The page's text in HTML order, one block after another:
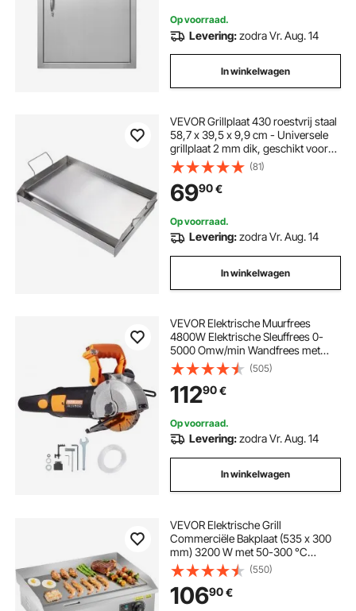
Op voorraad.
Levering:zodra Vr. Aug. 14
In winkelwagen
VEVOR Grillplaat 430 roestvrij staal
58,7 x 39,5 x 9,9 cm - Universele
grillplaat 2 mm dik, geschikt voor
buitengebruik, BBQ-feestgrillplaat
met handvat, gasgrill voor gasgrill,
houtskoolgrill en elektrische
grillaccessoires
(81)
6990€
Op voorraad.
Levering:zodra Vr. Aug. 14
In winkelwagen
VEVOR Elektrische Muurfrees
4800W Elektrische Sleuffrees 0-
5000 Omw/min Wandfrees met
Ergonomische Handgrepen,
Verstelbare Breedte en Diepte voor
het Snijden van Betonnen Muren
Marmer Graniet en Staal
(505)
11290€
Op voorraad.
Levering:zodra Vr. Aug. 14
In winkelwagen
VEVOR Elektrische Grill
Commerciële Bakplaat (535 x 300
mm) 3200 W met 50-300 °C
instelbare temperatuurregeling,
bakplaat met 2 spatels, 2 borstels
en 4 voetpads voor biefstuk
(550)
10690€